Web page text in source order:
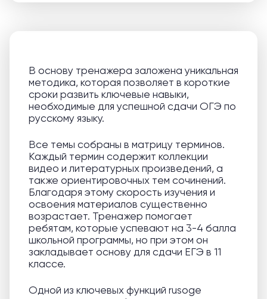
В основу тренажера заложена уникальная
методика, которая позволяет в короткие
сроки развить ключевые навыки,
необходимые для успешной сдачи ОГЭ по
русскому языку.
Все темы собраны в матрицу терминов.
Каждый термин содержит коллекции
видео и литературных произведений, а
также ориентировочных тем сочинений.
Благодаря этому скорость изучения и
освоения материалов существенно
возрастает. Тренажер помогает
ребятам, которые успевают на 3-4 балла
школьной программы, но при этом он
закладывает основу для сдачи ЕГЭ в 11
классе.
Одной из ключевых функций rusoge